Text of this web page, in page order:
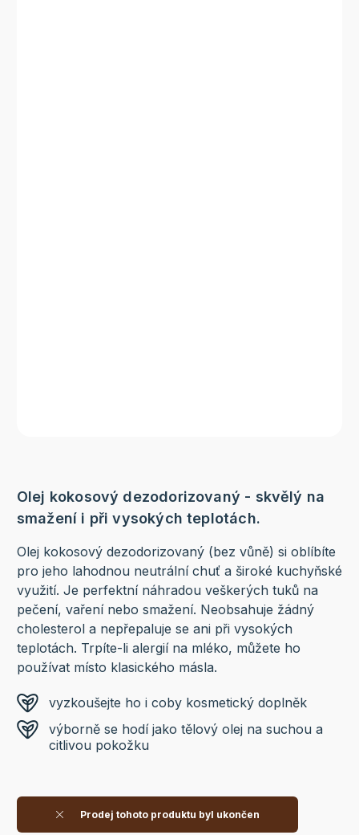
Olej kokosový dezodorizovaný - skvělý na
smažení i při vysokých teplotách.
Olej kokosový dezodorizovaný (bez vůně) si oblíbíte
pro jeho lahodnou neutrální chuť a široké kuchyňské
využití. Je perfektní náhradou veškerých tuků na
pečení, vaření nebo smažení. Neobsahuje žádný
cholesterol a nepřepaluje se ani při vysokých
teplotách. Trpíte-li alergií na mléko, můžete ho
používat místo klasického másla.
vyzkoušejte ho i coby kosmetický doplněk
výborně se hodí jako tělový olej na suchou a
citlivou pokožku
Prodej tohoto produktu byl ukončen